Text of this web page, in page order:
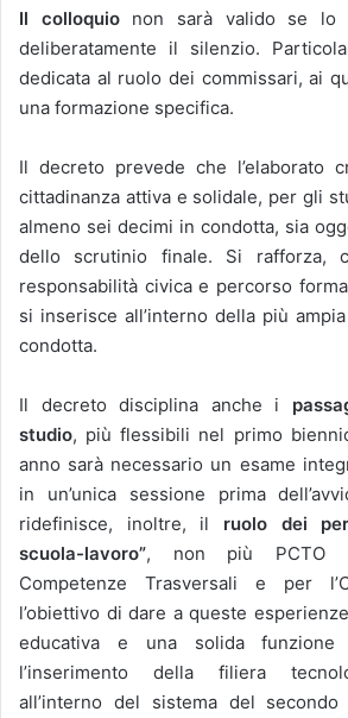
Il colloquionon sarà valido se lo
deliberatamente il silenzio.
dedicata al ruolo dei commissari, ai
una formazione specifica.
Il decreto prevede che l’elaborato
cittadinanza attiva e solidale, per gli
almeno sei decimi in condotta, sia
dello scrutinio finale. Si rafforza,
responsabilità civica e percorso
si inserisce all’interno della più
condotta.
Il decreto disciplina anche i
studio, più flessibili nel primo
anno sarà necessario un esame
in un’unica sessione prima
ridefinisce, inoltre, il ruolo dei
scuola-lavoro”, non più PCTO
Competenze Trasversali e per
l’obiettivo di dare a queste
educativa e una solida funzione
l’inserimento della filiera
all’interno del sistema del